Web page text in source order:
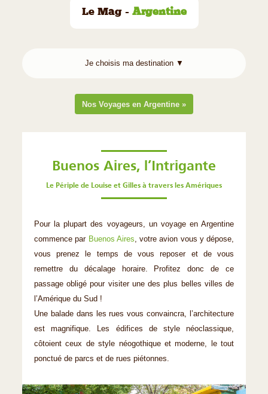
Le Mag - Argentine
Nos Voyages en Argentine »
Buenos Aires, l’Intrigante
Le Périple de Louise et Gilles à travers les Amériques
Pour la plupart des voyageurs, un voyage en Argentine
commence par Buenos Aires, votre avion vous y dépose,
vous prenez le temps de vous reposer et de vous
remettre du décalage horaire. Profitez donc de ce
passage obligé pour visiter une des plus belles villes de
l’Amérique du Sud !
Une balade dans les rues vous convaincra, l’architecture
est magnifique. Les édifices de style néoclassique,
côtoient ceux de style néogothique et moderne, le tout
ponctué de parcs et de rues piétonnes.